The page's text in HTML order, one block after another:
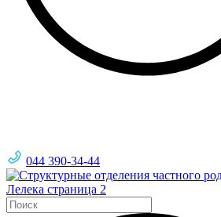
044 390-34-44